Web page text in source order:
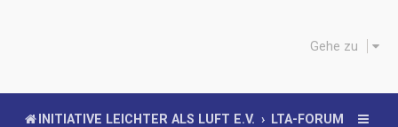
Gehe zu
INITIATIVE LEICHTER ALS LUFT E.V. LTA-FORUM